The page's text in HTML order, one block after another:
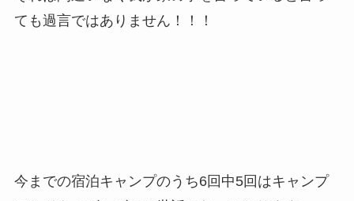
ても過言ではありません！！！
今までの宿泊キャンプのうち6回中5回はキャンプ